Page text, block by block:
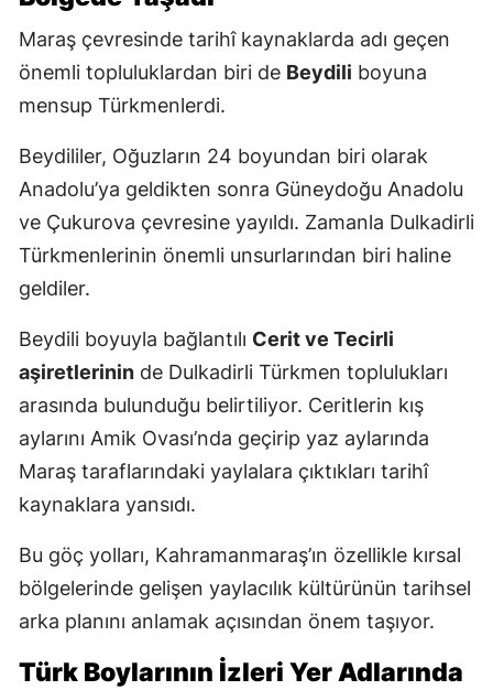
Maraş çevresinde tarihî kaynaklarda adı geçen
önemli topluluklardan biri de Beydili boyuna
mensup Türkmenlerdi.
Beydililer, Oğuzların 24 boyundan biri olarak
Anadolu’ya geldikten sonra Güneydoğu Anadolu
ve Çukurova çevresine yayıldı. Zamanla Dulkadirli
Türkmenlerinin önemli unsurlarından biri haline
geldiler.
Beydili boyuyla bağlantılı Cerit ve Tecirli
aşiretlerinin de Dulkadirli Türkmen toplulukları
arasında bulunduğu belirtiliyor. Ceritlerin kış
aylarını Amik Ovası’nda geçirip yaz aylarında
Maraş taraflarındaki yaylalara çıktıkları tarihî
kaynaklara yansıdı.
Bu göç yolları, Kahramanmaraş’ın özellikle kırsal
bölgelerinde gelişen yaylacılık kültürünün tarihsel
arka planını anlamak açısından önem taşıyor.
Türk Boylarının İzleri Yer Adlarında